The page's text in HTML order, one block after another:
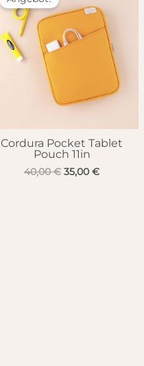
Cordura Pocket Tablet
Pouch 11in
40,00€ Ursprünglicher
35,00 €Aktueller